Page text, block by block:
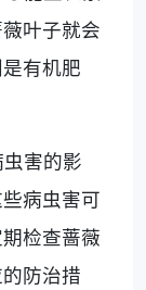
叶子就会
有机肥
害的影
病虫害可
检查蔷薇
防治措